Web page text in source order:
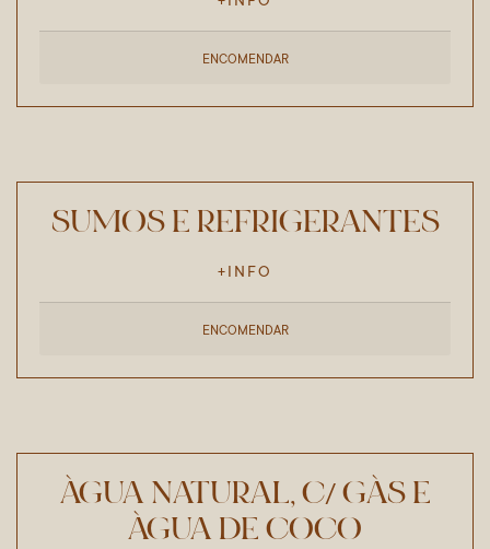
ENCOMENDAR
SUMOS E REFRIGERANTES
+INFO
ENCOMENDAR
ÁGUA NATURAL, C/ GÁS E
ÁGUA DE COCO